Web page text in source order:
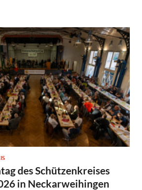
des Schützenkreises
in Neckarweihingen